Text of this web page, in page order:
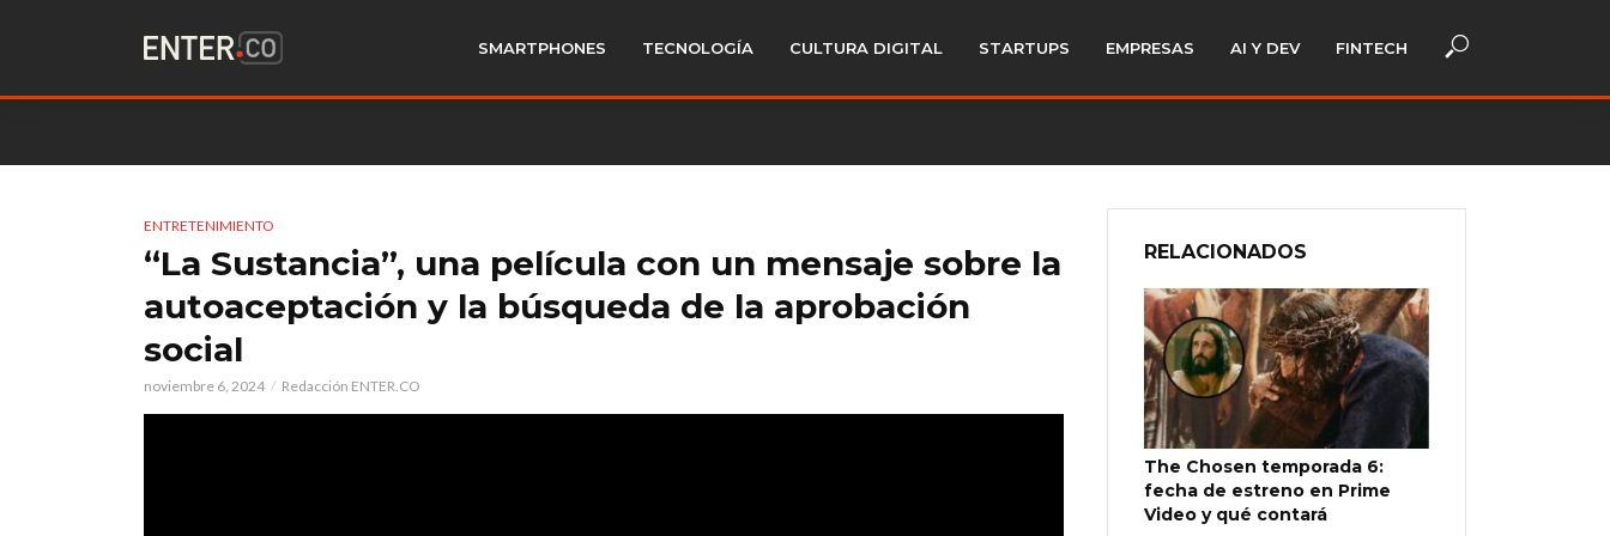
SMARTPHONES TECNOLOGÍA CULTURA DIGITAL STARTUPS EMPRESAS AI Y DEV FINTECH
ENTRETENIMIENTO
“La Sustancia”, una película con un mensaje sobre la
autoaceptación y la búsqueda de la aprobación
social
noviembre 6, 2024 Redacción ENTER.CO
RELACIONADOS
The Chosen temporada 6:
fecha de estreno en Prime
Video y qué contará